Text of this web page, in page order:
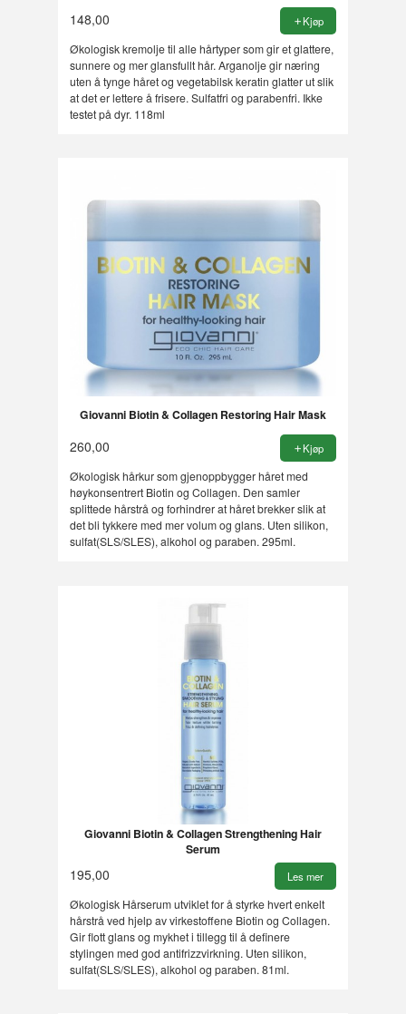
148,00 Kjøp
Økologisk kremolje til alle hårtyper som gir et glattere,
sunnere og mer glansfullt hår. Arganolje gir næring
uten å tynge håret og vegetabilsk keratin glatter ut slik
at det er lettere å frisere. Sulfatfri og parabenfri. Ikke
testet på dyr. 118ml
Giovanni Biotin & Collagen Restoring Hair Mask
260,00 Kjøp
Økologisk hårkur som gjenoppbygger håret med
høykonsentrert Biotin og Collagen. Den samler
splittede hårstrå og forhindrer at håret brekker slik at
det bli tykkere med mer volum og glans. Uten silikon,
sulfat(SLS/SLES), alkohol og paraben. 295ml.
Giovanni Biotin & Collagen Strengthening Hair
Serum
195,00 Les mer
Økologisk Hårserum utviklet for å styrke hvert enkelt
hårstrå ved hjelp av virkestoffene Biotin og Collagen.
Gir flott glans og mykhet i tillegg til å definere
stylingen med god antifrizzvirkning. Uten silikon,
sulfat(SLS/SLES), alkohol og paraben. 81ml.